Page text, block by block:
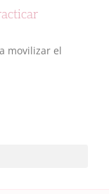
movilizar el